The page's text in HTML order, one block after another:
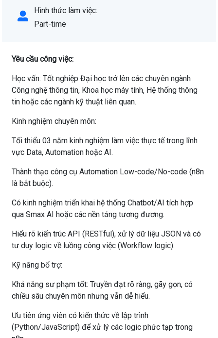
Hình thức làm việc:
Part-time
Yêu cầu công việc:
Học vấn: Tốt nghiệp Đại học trở lên các chuyên ngành
Công nghệ thông tin, Khoa học máy tính, Hệ thống thông
tin hoặc các ngành kỹ thuật liên quan.
Kinh nghiệm chuyên môn:
Tối thiểu 03 năm kinh nghiệm làm việc thực tế trong lĩnh
vực Data, Automation hoặc AI.
Thành thạo công cụ Automation Low-code/No-code (n8n
là bắt buộc).
Có kinh nghiệm triển khai hệ thống Chatbot/AI tích hợp
qua Smax AI hoặc các nền tảng tương đương.
Hiểu rõ kiến trúc API (RESTful), xử lý dữ liệu JSON và có
tư duy logic về luồng công việc (Workflow logic).
Kỹ năng bổ trợ:
Khả năng sư phạm tốt: Truyền đạt rõ ràng, gãy gọn, có
chiều sâu chuyên môn nhưng vẫn dễ hiểu.
Ưu tiên ứng viên có kiến thức về lập trình
(Python/JavaScript) để xử lý các logic phức tạp trong